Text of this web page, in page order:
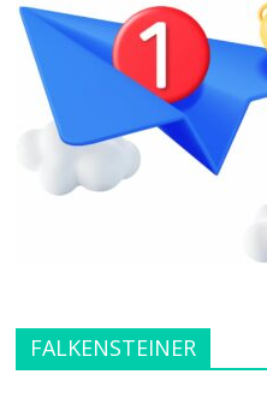
FALKENSTEINER